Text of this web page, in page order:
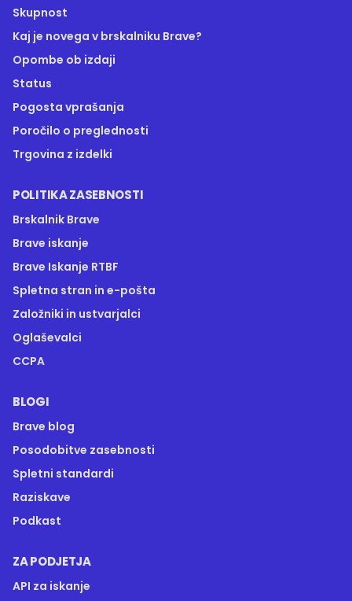
Skupnost
Kaj je novega v brskalniku Brave?
Opombe ob izdaji
Status
Pogosta vprašanja
Poročilo o preglednosti
Trgovina z izdelki
POLITIKA ZASEBNOSTI
Brskalnik Brave
Brave iskanje
Brave Iskanje RTBF
Spletna stran in e-pošta
Založniki in ustvarjalci
Oglaševalci
CCPA
BLOGI
Brave blog
Posodobitve zasebnosti
Spletni standardi
Raziskave
Podkast
ZA PODJETJA
API za iskanje